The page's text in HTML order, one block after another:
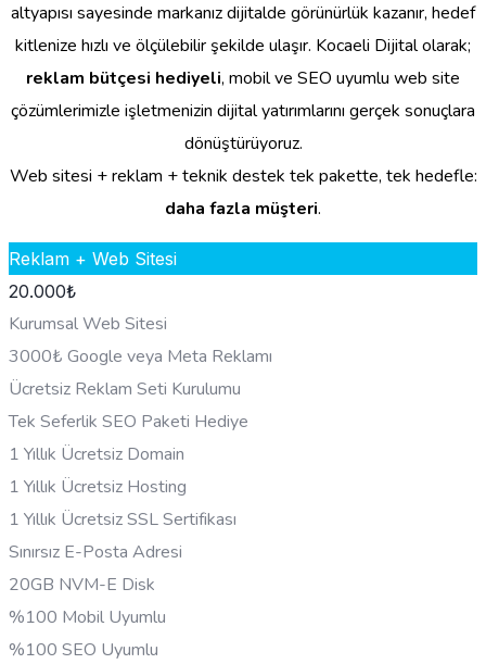
altyapısı sayesinde markanız dijitalde görünürlük kazanır, hedef
kitlenize hızlı ve ölçülebilir şekilde ulaşır. Kocaeli Dijital olarak;
reklam bütçesi hediyeli, mobil ve SEO uyumlu web site
çözümlerimizle işletmenizin dijital yatırımlarını gerçek sonuçlara
dönüştürüyoruz.
Web sitesi + reklam + teknik destek tek pakette, tek hedefle:
daha fazla müşteri.
Reklam + Web Sitesi
20.000₺
Kurumsal Web Sitesi
3000₺ Google veya Meta Reklamı
Ücretsiz Reklam Seti Kurulumu
Tek Seferlik SEO Paketi Hediye
1 Yıllık Ücretsiz Domain
1 Yıllık Ücretsiz Hosting
1 Yıllık Ücretsiz SSL Sertifikası
Sınırsız E-Posta Adresi
20GB NVM-E Disk
%100 Mobil Uyumlu
%100 SEO Uyumlu